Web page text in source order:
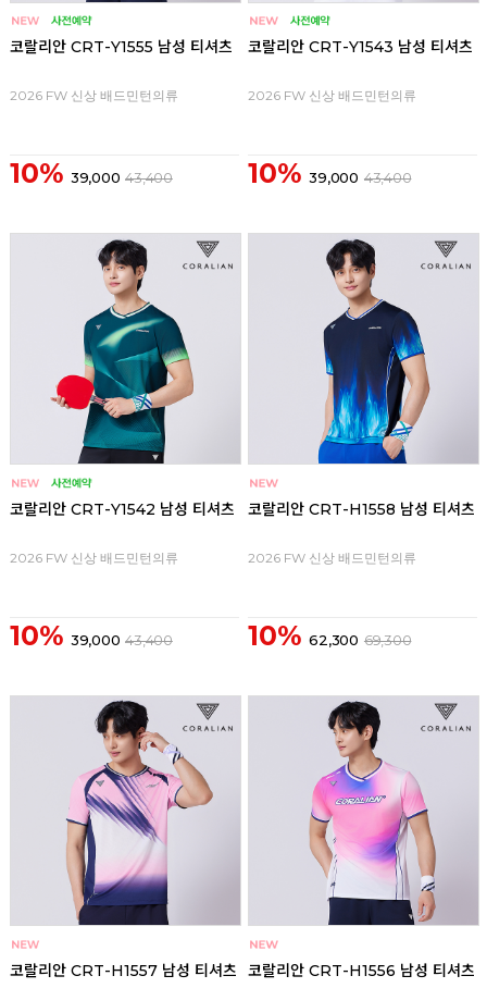
코랄리안 CRT-Y1555 남성 티셔츠
2026 FW 신상 배드민턴의류
10% 39,000 43,400
코랄리안 CRT-Y1543 남성 티셔츠
2026 FW 신상 배드민턴의류
10% 39,000 43,400
코랄리안 CRT-Y1542 남성 티셔츠
2026 FW 신상 배드민턴의류
10% 39,000 43,400
코랄리안 CRT-H1558 남성 티셔츠
2026 FW 신상 배드민턴의류
10% 62,300 69,300
코랄리안 CRT-H1557 남성 티셔츠 코랄리안 CRT-H1556 남성 티셔츠